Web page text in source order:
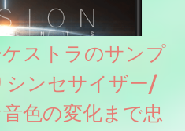
ケストラのサンプ
シンセサイザー/
色の変化まで忠